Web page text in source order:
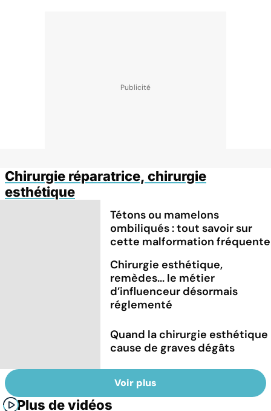
Chirurgie réparatrice, chirurgie
esthétique
Tétons ou mamelons
ombiliqués : tout savoir sur
cette malformation fréquente
Chirurgie esthétique,
remèdes... le métier
d’influenceur désormais
réglementé
Quand la chirurgie esthétique
cause de graves dégâts
Voir plus
Plus de vidéos